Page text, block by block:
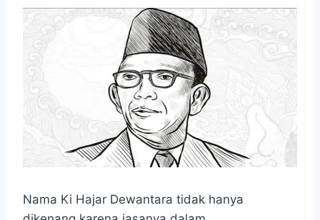
r
Nama Ki Hajar Dewantara tidak hanya